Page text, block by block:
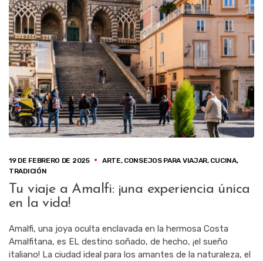
19 DE FEBRERO DE 2025 ARTE, CONSEJOS PARA VIAJAR, CUCINA,
TRADICIÓN
Tu viaje a Amalfi: ¡una experiencia única
en la vida!
Amalfi, una joya oculta enclavada en la hermosa Costa
Amalfitana, es EL destino soñado, de hecho, ¡el sueño
italiano! La ciudad ideal para los amantes de la naturaleza, el